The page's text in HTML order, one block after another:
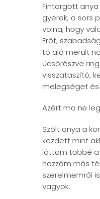
Fintorgott
gyerek, a sors
volna, hogy
Erőt,
tó alá merült
ücsörészve
visszataszító,
melegséget
Azért ma ne
Szólt anya a
kezdett mint
láttam többé a
hozzám más
szerelmemről
vagyok.